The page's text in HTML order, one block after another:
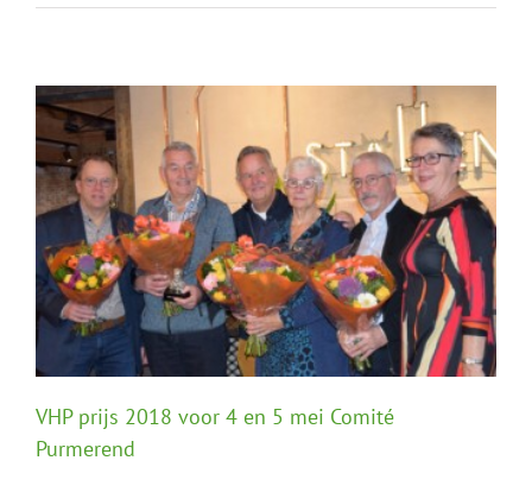
VHP prijs 2018 voor 4 en 5 mei Comité
Purmerend